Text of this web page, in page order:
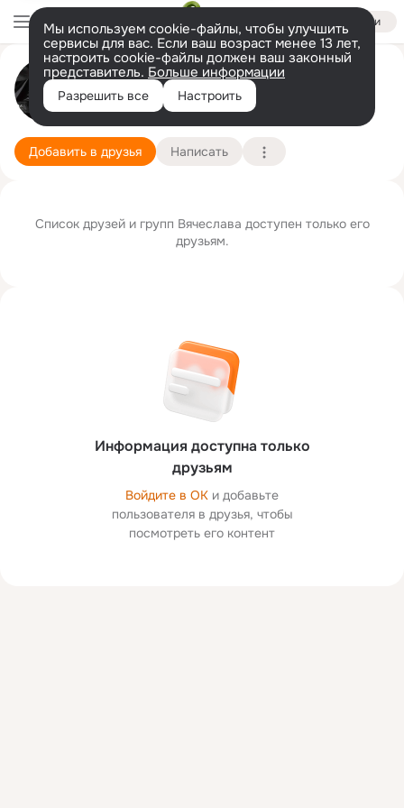
Войти
Мы используем cookie-файлы, чтобы улучшить
сервисы для вас. Если ваш возраст менее 13 лет,
настроить cookie-файлы должен ваш законный
представитель. Больше информации
Разрешить все Настроить
Вячеслав Шиленко
27 января Подробнее
Добавить в друзья Написать
Информация доступна только
друзьям
Войдите в ОК и добавьте
пользователя в друзья, чтобы
посмотреть его контент
Список друзей и групп Вячеслава доступен только его
друзьям.